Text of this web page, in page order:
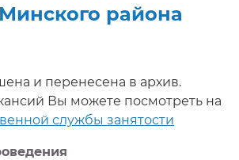
района
и перенесена в архив.
Вы можете посмотреть на
службы занятости